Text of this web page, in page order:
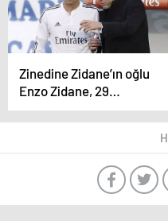
Zinedine Zidane’ın oğlu
Enzo Zidane, 29
yaşında futbolu bıraktı